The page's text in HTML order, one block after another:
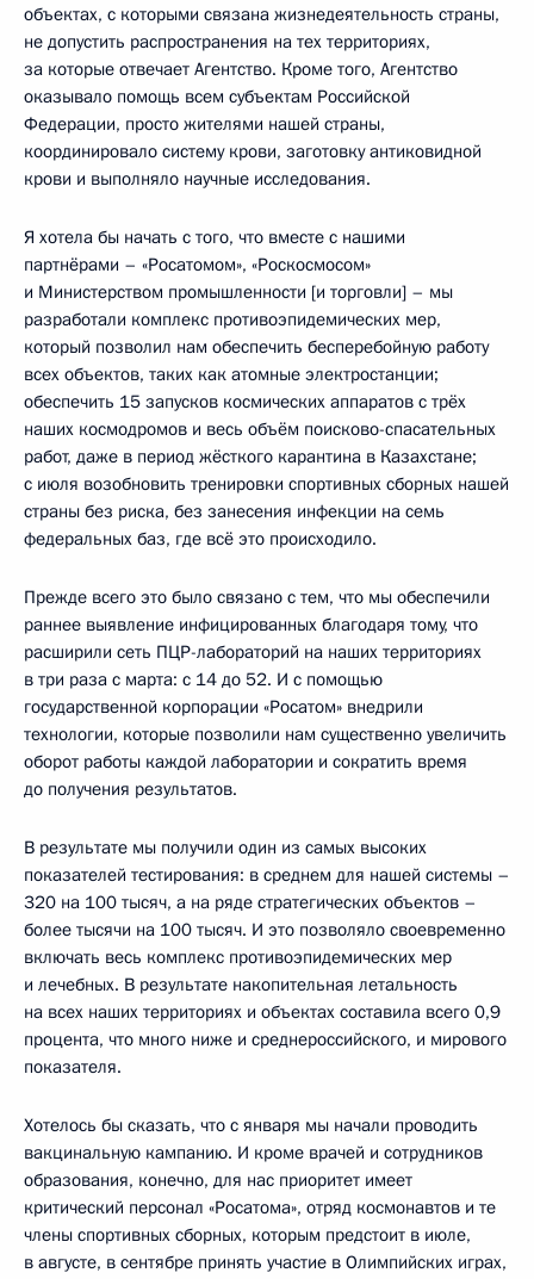
объектах, с которыми связана жизнедеятельность страны,
не допустить распространения на тех территориях,
за которые отвечает Агентство. Кроме того, Агентство
оказывало помощь всем субъектам Российской
Федерации, просто жителями нашей страны,
координировало систему крови, заготовку антиковидной
крови и выполняло научные исследования.
Я хотела бы начать с того, что вместе с нашими
партнёрами – «Росатомом», «Роскосмосом»
и Министерством промышленности [и торговли] – мы
разработали комплекс противоэпидемических мер,
который позволил нам обеспечить бесперебойную работу
всех объектов, таких как атомные электростанции;
обеспечить 15 запусков космических аппаратов с трёх
наших космодромов и весь объём поисково-спасательных
работ, даже в период жёсткого карантина в Казахстане;
с июля возобновить тренировки спортивных сборных нашей
страны без риска, без занесения инфекции на семь
федеральных баз, где всё это происходило.
Прежде всего это было связано с тем, что мы обеспечили
раннее выявление инфицированных благодаря тому, что
расширили сеть ПЦР-лабораторий на наших территориях
в три раза с марта: с 14 до 52. И с помощью
государственной корпорации «Росатом» внедрили
технологии, которые позволили нам существенно увеличить
оборот работы каждой лаборатории и сократить время
до получения результатов.
В результате мы получили один из самых высоких
показателей тестирования: в среднем для нашей системы –
320 на 100 тысяч, а на ряде стратегических объектов –
более тысячи на 100 тысяч. И это позволяло своевременно
включать весь комплекс противоэпидемических мер
и лечебных. В результате накопительная летальность
на всех наших территориях и объектах составила всего 0,9
процента, что много ниже и среднероссийского, и мирового
показателя.
Хотелось бы сказать, что с января мы начали проводить
вакцинальную кампанию. И кроме врачей и сотрудников
образования, конечно, для нас приоритет имеет
критический персонал «Росатома», отряд космонавтов и те
члены спортивных сборных, которым предстоит в июле,
в августе, в сентябре принять участие в Олимпийских играх,